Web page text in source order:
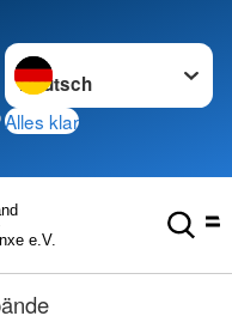
Sprache wechseln zu
Alles klar
e.V.